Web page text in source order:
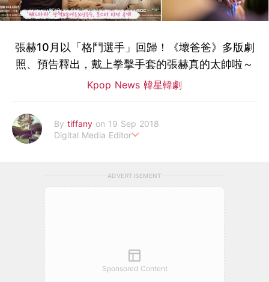
張赫10月以「格鬥選手」回歸！《壞爸爸》多版劇
照、預告釋出，戴上拳擊手套的張赫真的太帥啦～
Kpop News 韓星韓劇
By tiffany on 19 Sep 2018
Digital Media Editor
ADVERTISEMENT
Sponsored Content